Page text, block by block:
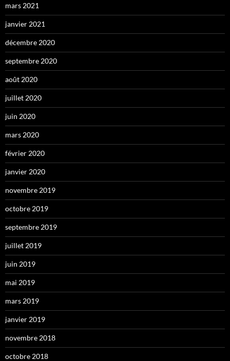
mars 2021
janvier 2021
décembre 2020
septembre 2020
août 2020
juillet 2020
juin 2020
mars 2020
février 2020
janvier 2020
novembre 2019
octobre 2019
septembre 2019
juillet 2019
juin 2019
mai 2019
mars 2019
janvier 2019
novembre 2018
octobre 2018